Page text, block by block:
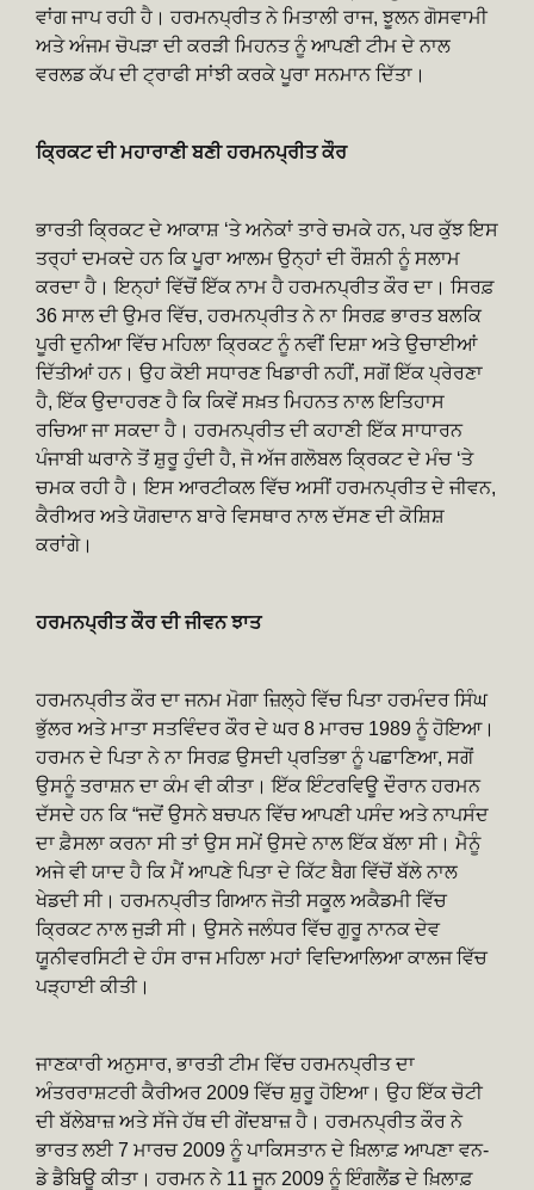
ਵਾਂਗ ਜਾਪ ਰਹੀ ਹੈ। ਹਰਮਨਪ੍ਰੀਤ ਨੇ ਮਿਤਾਲੀ ਰਾਜ, ਝੂਲਨ ਗੋਸਵਾਮੀ
ਅਤੇ ਅੰਜਮ ਚੋਪੜਾ ਦੀ ਕਰੜੀ ਮਿਹਨਤ ਨੂੰ ਆਪਣੀ ਟੀਮ ਦੇ ਨਾਲ
ਵਰਲਡ ਕੱਪ ਦੀ ਟ੍ਰਾਫੀ ਸਾਂਝੀ ਕਰਕੇ ਪੂਰਾ ਸਨਮਾਨ ਦਿੱਤਾ।
ਕ੍ਰਿਕਟ ਦੀ ਮਹਾਰਾਣੀ ਬਣੀ ਹਰਮਨਪ੍ਰੀਤ ਕੌਰ
ਭਾਰਤੀ ਕ੍ਰਿਕਟ ਦੇ ਆਕਾਸ਼ ‘ਤੇ ਅਨੇਕਾਂ ਤਾਰੇ ਚਮਕੇ ਹਨ, ਪਰ ਕੁੱਝ ਇਸ
ਤਰ੍ਹਾਂ ਦਮਕਦੇ ਹਨ ਕਿ ਪੂਰਾ ਆਲਮ ਉਨ੍ਹਾਂ ਦੀ ਰੌਸ਼ਨੀ ਨੂੰ ਸਲਾਮ
ਕਰਦਾ ਹੈ। ਇਨ੍ਹਾਂ ਵਿੱਚੋਂ ਇੱਕ ਨਾਮ ਹੈ ਹਰਮਨਪ੍ਰੀਤ ਕੌਰ ਦਾ। ਸਿਰਫ਼
36 ਸਾਲ ਦੀ ਉਮਰ ਵਿੱਚ, ਹਰਮਨਪ੍ਰੀਤ ਨੇ ਨਾ ਸਿਰਫ਼ ਭਾਰਤ ਬਲਕਿ
ਪੂਰੀ ਦੁਨੀਆ ਵਿੱਚ ਮਹਿਲਾ ਕ੍ਰਿਕਟ ਨੂੰ ਨਵੀਂ ਦਿਸ਼ਾ ਅਤੇ ਉਚਾਈਆਂ
ਦਿੱਤੀਆਂ ਹਨ। ਉਹ ਕੋਈ ਸਧਾਰਣ ਖਿਡਾਰੀ ਨਹੀਂ, ਸਗੋਂ ਇੱਕ ਪ੍ਰੇਰਣਾ
ਹੈ, ਇੱਕ ਉਦਾਹਰਣ ਹੈ ਕਿ ਕਿਵੇਂ ਸਖ਼ਤ ਮਿਹਨਤ ਨਾਲ ਇਤਿਹਾਸ
ਰਚਿਆ ਜਾ ਸਕਦਾ ਹੈ। ਹਰਮਨਪ੍ਰੀਤ ਦੀ ਕਹਾਣੀ ਇੱਕ ਸਾਧਾਰਨ
ਪੰਜਾਬੀ ਘਰਾਨੇ ਤੋਂ ਸ਼ੁਰੂ ਹੁੰਦੀ ਹੈ, ਜੋ ਅੱਜ ਗਲੋਬਲ ਕ੍ਰਿਕਟ ਦੇ ਮੰਚ ‘ਤੇ
ਚਮਕ ਰਹੀ ਹੈ। ਇਸ ਆਰਟੀਕਲ ਵਿੱਚ ਅਸੀਂ ਹਰਮਨਪ੍ਰੀਤ ਦੇ ਜੀਵਨ,
ਕੈਰੀਅਰ ਅਤੇ ਯੋਗਦਾਨ ਬਾਰੇ ਵਿਸਥਾਰ ਨਾਲ ਦੱਸਣ ਦੀ ਕੋਸ਼ਿਸ਼
ਕਰਾਂਗੇ।
ਹਰਮਨਪ੍ਰੀਤ ਕੌਰ ਦੀ ਜੀਵਨ ਝਾਤ
ਹਰਮਨਪ੍ਰੀਤ ਕੌਰ ਦਾ ਜਨਮ ਮੋਗਾ ਜ਼ਿਲ੍ਹੇ ਵਿੱਚ ਪਿਤਾ ਹਰਮੰਦਰ ਸਿੰਘ
ਭੁੱਲਰ ਅਤੇ ਮਾਤਾ ਸਤਵਿੰਦਰ ਕੌਰ ਦੇ ਘਰ 8 ਮਾਰਚ 1989 ਨੂੰ ਹੋਇਆ।
ਹਰਮਨ ਦੇ ਪਿਤਾ ਨੇ ਨਾ ਸਿਰਫ਼ ਉਸਦੀ ਪ੍ਰਤਿਭਾ ਨੂੰ ਪਛਾਣਿਆ, ਸਗੋਂ
ਉਸਨੂੰ ਤਰਾਸ਼ਨ ਦਾ ਕੰਮ ਵੀ ਕੀਤਾ। ਇੱਕ ਇੰਟਰਵਿਊ ਦੌਰਾਨ ਹਰਮਨ
ਦੱਸਦੇ ਹਨ ਕਿ “ਜਦੋਂ ਉਸਨੇ ਬਚਪਨ ਵਿੱਚ ਆਪਣੀ ਪਸੰਦ ਅਤੇ ਨਾਪਸੰਦ
ਦਾ ਫ਼ੈਸਲਾ ਕਰਨਾ ਸੀ ਤਾਂ ਉਸ ਸਮੇਂ ਉਸਦੇ ਨਾਲ ਇੱਕ ਬੱਲਾ ਸੀ। ਮੈਨੂੰ
ਅਜੇ ਵੀ ਯਾਦ ਹੈ ਕਿ ਮੈਂ ਆਪਣੇ ਪਿਤਾ ਦੇ ਕਿੱਟ ਬੈਗ ਵਿੱਚੋਂ ਬੱਲੇ ਨਾਲ
ਖੇਡਦੀ ਸੀ। ਹਰਮਨਪ੍ਰੀਤ ਗਿਆਨ ਜੋਤੀ ਸਕੂਲ ਅਕੈਡਮੀ ਵਿੱਚ
ਕ੍ਰਿਕਟ ਨਾਲ ਜੁੜੀ ਸੀ। ਉਸਨੇ ਜਲੰਧਰ ਵਿੱਚ ਗੁਰੂ ਨਾਨਕ ਦੇਵ
ਯੂਨੀਵਰਸਿਟੀ ਦੇ ਹੰਸ ਰਾਜ ਮਹਿਲਾ ਮਹਾਂ ਵਿਦਿਆਲਿਆ ਕਾਲਜ ਵਿੱਚ
ਪੜ੍ਹਾਈ ਕੀਤੀ।
ਜਾਣਕਾਰੀ ਅਨੁਸਾਰ, ਭਾਰਤੀ ਟੀਮ ਵਿੱਚ ਹਰਮਨਪ੍ਰੀਤ ਦਾ
ਅੰਤਰਰਾਸ਼ਟਰੀ ਕੈਰੀਅਰ 2009 ਵਿੱਚ ਸ਼ੁਰੂ ਹੋਇਆ। ਉਹ ਇੱਕ ਚੋਟੀ
ਦੀ ਬੱਲੇਬਾਜ਼ ਅਤੇ ਸੱਜੇ ਹੱਥ ਦੀ ਗੇਂਦਬਾਜ਼ ਹੈ। ਹਰਮਨਪ੍ਰੀਤ ਕੌਰ ਨੇ
ਭਾਰਤ ਲਈ 7 ਮਾਰਚ 2009 ਨੂੰ ਪਾਕਿਸਤਾਨ ਦੇ ਖ਼ਿਲਾਫ਼ ਆਪਣਾ ਵਨ-
ਡੇ ਡੈਬਿਊ ਕੀਤਾ। ਹਰਮਨ ਨੇ 11 ਜੂਨ 2009 ਨੂੰ ਇੰਗਲੈਂਡ ਦੇ ਖ਼ਿਲਾਫ਼